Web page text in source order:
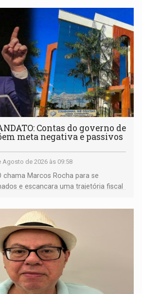
Contas do governo de
meta negativa e passivos
Agosto de 2026 às 09:58
chama Marcos Rocha para se
e escancara uma trajetória fiscal